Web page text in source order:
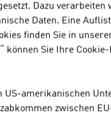
Dazu verarbeiten
Daten. Eine
finden Sie in
können Sie Ihre
US-amerikanischen
zwischen